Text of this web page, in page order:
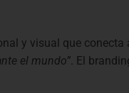
y visual que conecta
el mundo”. El